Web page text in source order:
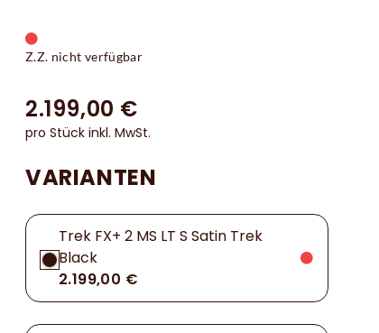
Z.Z. nicht verfügbar
2.199,00 €
pro Stück inkl. MwSt.
VARIANTEN
Trek FX+ 2 MS LT S Satin Trek
Black
2.199,00 €